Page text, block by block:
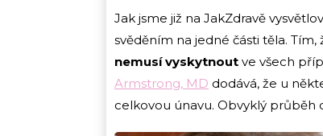
Jak jsme již na JakZdravě
svěděním na jedné části těla. Tím,
nemusí vyskytnout ve všech
Armstrong, MD dodává, že u
celkovou únavu. Obvyklý průběh